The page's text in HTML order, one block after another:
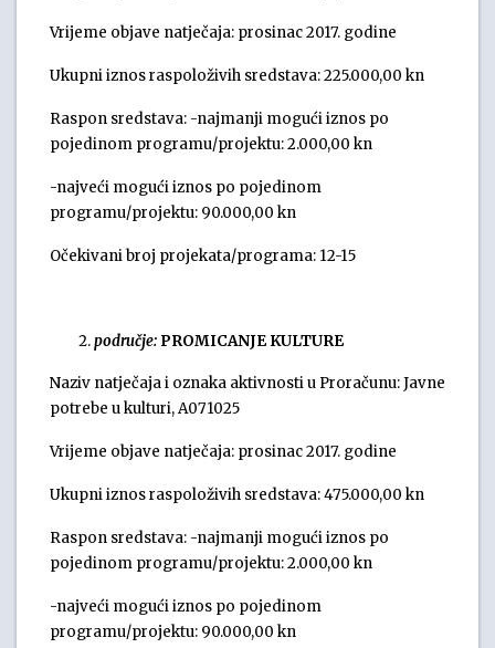
Vrijeme objave natječaja: prosinac 2017. godine
Ukupni iznos raspoloživih sredstava: 225.000,00 kn
Raspon sredstava: -najmanji mogući iznos po
pojedinom programu/projektu: 2.000,00 kn
-najveći mogući iznos po pojedinom
programu/projektu: 90.000,00 kn
Očekivani broj projekata/programa: 12-15
područje: PROMICANJE KULTURE
Naziv natječaja i oznaka aktivnosti u Proračunu: Javne
potrebe u kulturi, A071025
Vrijeme objave natječaja: prosinac 2017. godine
Ukupni iznos raspoloživih sredstava: 475.000,00 kn
Raspon sredstava: -najmanji mogući iznos po
pojedinom programu/projektu: 2.000,00 kn
-najveći mogući iznos po pojedinom
programu/projektu: 90.000,00 kn